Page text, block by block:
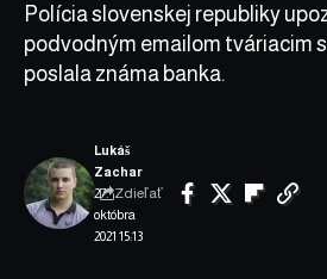
Polícia slovenskej republiky
podvodným emailom tváriacim
poslala známa banka.
27.
októbra
2021 15:13
Lukáš
Zachar
Zdieľať